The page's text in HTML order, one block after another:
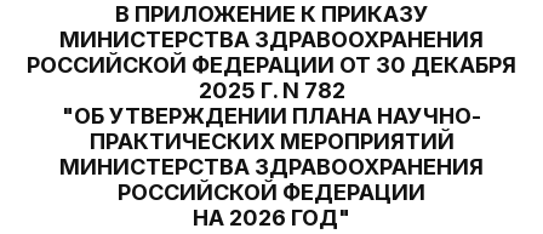
В ПРИЛОЖЕНИЕ К ПРИКАЗУ
МИНИСТЕРСТВА ЗДРАВООХРАНЕНИЯ
РОССИЙСКОЙ ФЕДЕРАЦИИ ОТ 30 ДЕКАБРЯ
2025 Г. N 782
"ОБ УТВЕРЖДЕНИИ ПЛАНА НАУЧНО-
ПРАКТИЧЕСКИХ МЕРОПРИЯТИЙ
МИНИСТЕРСТВА ЗДРАВООХРАНЕНИЯ
РОССИЙСКОЙ ФЕДЕРАЦИИ
НА 2026 ГОД"